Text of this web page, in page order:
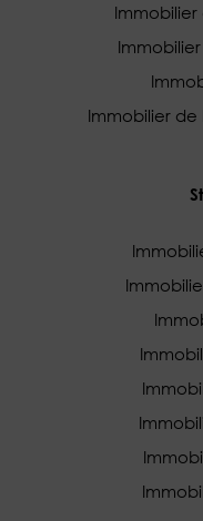
Immobilier
Immobilier de